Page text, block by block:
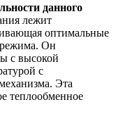
данного
лежит
оптимальные
режима. Он
с высокой
с
Эта
теплообменное